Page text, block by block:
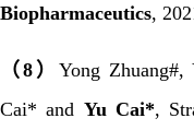
Biopharmaceutics,
（ 8） Yong Zhuang#,
Cai* and Yu Cai*,